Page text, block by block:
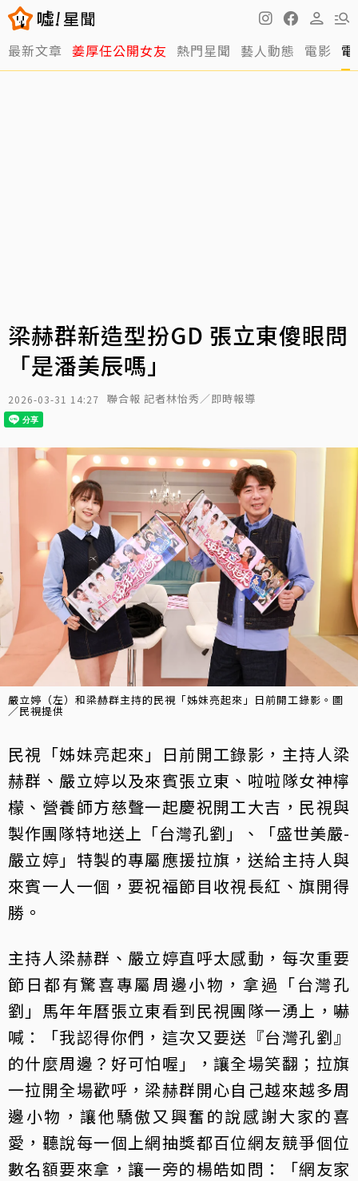
最新文章 姜厚任公開女友 熱門星聞 藝人動態 電影
梁赫群新造型扮GD 張立東傻眼問
「是潘美辰嗎」
2026-03-31 14:27 聯合報 記者林怡秀／即時報導
嚴立婷（左）和梁赫群主持的民視「姊妹亮起來」日前開工錄影。圖
／民視提供
民視「姊妹亮起來」日前開工錄影，主持人梁
赫群、嚴立婷以及來賓張立東、啦啦隊女神檸
檬、營養師方慈聲一起慶祝開工大吉，民視與
製作團隊特地送上「台灣孔劉」、「盛世美嚴-
嚴立婷」特製的專屬應援拉旗，送給主持人與
來賓一人一個，要祝福節目收視長紅、旗開得
勝。
主持人梁赫群、嚴立婷直呼太感動，每次重要
節日都有驚喜專屬周邊小物，拿過「台灣孔
劉」馬年年曆張立東看到民視團隊一湧上，嚇
喊：「我認得你們，這次又要送『台灣孔劉』
的什麼周邊？好可怕喔」，讓全場笑翻；拉旗
一拉開全場歡呼，梁赫群開心自己越來越多周
邊小物，讓他驕傲又興奮的說感謝大家的喜
愛，聽說每一個上網抽獎都百位網友競爭個位
數名額要來拿，讓一旁的楊皓如問：「網友家